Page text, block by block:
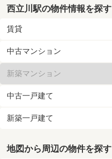
西立川駅の物件情報を探す
賃貸
中古マンション
新築マンション
中古一戸建て
新築一戸建て
地図から周辺の物件を探す